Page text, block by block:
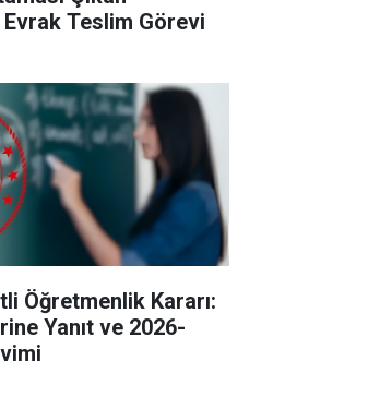
Teslim Görevi
Öğretmenlik Kararı:
Yanıt ve 2026-